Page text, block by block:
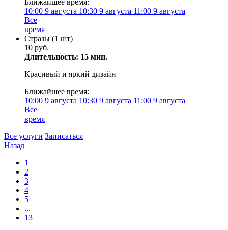
Ближайшее время:
10:00 9 августа 10:30 9 августа 11:00 9 августа
Все
время
Стразы (1 шт)
10 руб.
Длительность: 15 мин.
Красивый и яркий дизайн
Ближайшее время:
10:00 9 августа 10:30 9 августа 11:00 9 августа
Все
время
Все услуги Записаться
Назад
1
2
3
4
5
...
13